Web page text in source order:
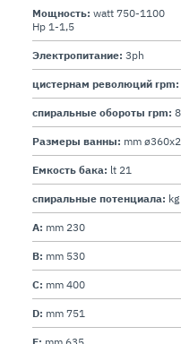
Мощность: watt 750-1100
Hp 1-1,5
Электропитание: 3ph
цистернам революций rpm:
спиральные обороты rpm:
Размеры ванны: mm
Емкость бака: lt 21
спиральные потенциала:
A: mm 230
B: mm 530
C: mm 400
D: mm 751